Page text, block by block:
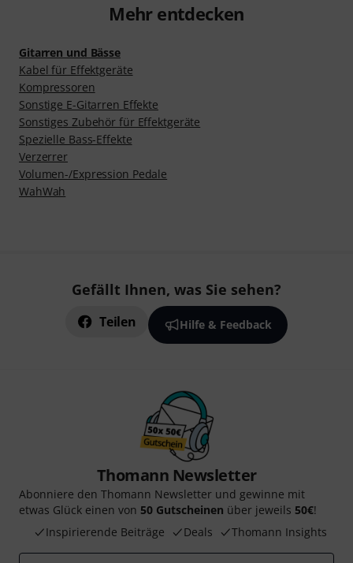
Mehr entdecken
Gitarren und Bässe
Kabel für Effektgeräte
Kompressoren
Sonstige E-Gitarren Effekte
Sonstiges Zubehör für Effektgeräte
Spezielle Bass-Effekte
Verzerrer
Volumen-/Expression Pedale
WahWah
Gefällt Ihnen, was Sie sehen?
Teilen Hilfe & Feedback
Thomann Newsletter
Abonniere den Thomann Newsletter und gewinne mit
etwas Glück einen von 50 Gutscheinen über jeweils 50€!
Inspirierende Beiträge
Deals Thomann Insights